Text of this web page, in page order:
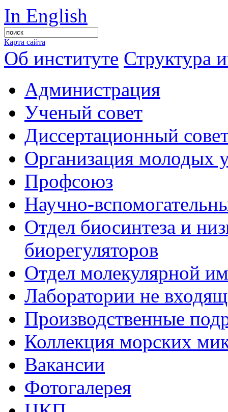
In English
Карта сайта
Об институте Структура
Администрация
Ученый совет
Диссертационный
Организация молодых
Профсоюз
Научно-
Отдел биосинтеза и
биорегуляторов
Отдел молекулярной
Лаборатории не
Производственные
Коллекция морских
Вакансии
Фотогалерея